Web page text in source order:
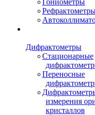
Гониометры
Дифрактометры
Стационарные
Переносные
измерения
кристаллов